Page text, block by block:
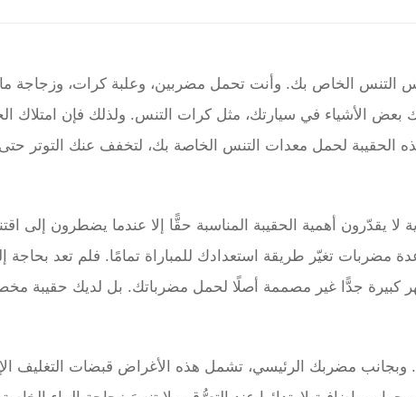
التنس الخاص بك. وأنت تحمل مضربين، وعلبة كرات، وزجاجة
بعض الأشياء في سيارتك، مثل كرات التنس. ولذلك فإن امتلاك
الحقيبة لحمل معدات التنس الخاصة بك، لتخفف عنك التوتر
يقدّرون أهمية الحقيبة المناسبة حقًّا إلا عندما يضطرون إلى
مضربات تغيّر طريقة استعدادك للمباراة تمامًا. فلم تعد بحاجة
كبيرة جدًّا غير مصممة أصلًا لحمل مضرباتك. بل لديك حقيبة
مضربك الرئيسي، تشمل هذه الأغراض قبضات التغليف